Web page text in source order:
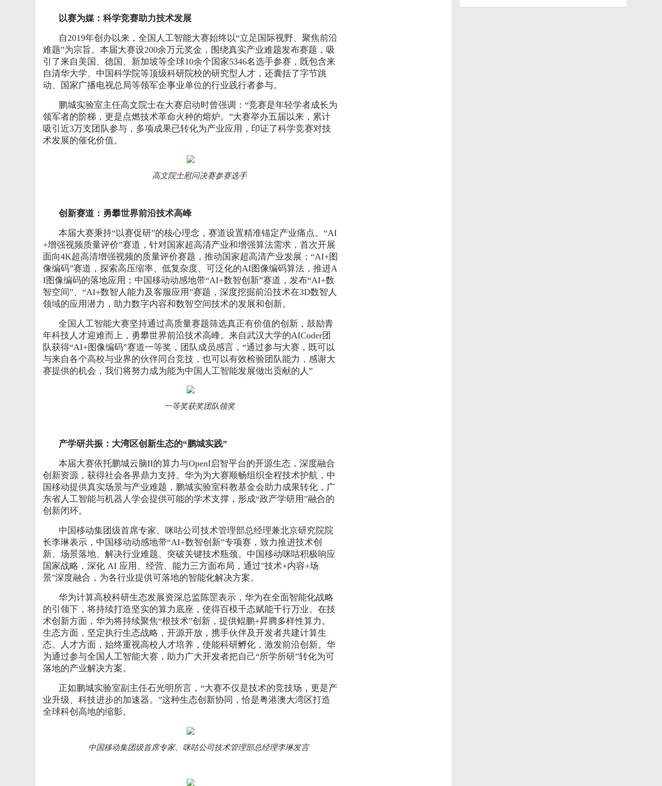
以赛为媒：科学竞赛助力技术发展
自 2019年创办以来，全国人工智能大赛始终以“立足国际视野、聚焦前沿
难题”为宗旨。本届大赛设200余万元奖金，围绕真实产业难题发布赛题，吸
引了来自美国、德国、新加坡等全球10余个国家5346名选手参赛，既包含来
自清华大学、中国科学院等顶级科研院校的研究型人才，还囊括了字节跳
动、国家广播电视总局等领军企事业单位的行业践行者参与。
鹏城实验室主任高文院士在大赛启动时曾强调：“竞赛是年轻学者成长为
领军者的阶梯，更是点燃技术革命火种的熔炉。”大赛举办五届以来，累计
吸引近3万支团队参与，多项成果已转化为产业应用，印证了科学竞赛对技
术发展的催化价值。
高文院士慰问决赛参赛选手
创新赛道 ： 勇攀世界前沿技术高峰
本届大赛秉持“以赛促研”的核心理念，赛道设置精准锚定产业痛点。“AI
+增强视频质量评价”赛道，针对国家超高清产业和增强算法需求，首次开展
面向4K超高清增强视频的质量评价赛题，推动国家超高清产业发展；“AI+图
像编码”赛道，探索高压缩率、低复杂度、可泛化的AI图像编码算法，推进A
I图像编码的落地应用；中国移动动感地带“AI+数智创新”赛道，发布“AI+数
智空间”、“AI+数智人能力及客服应用”赛题，深度挖掘前沿技术在3D数智人
领域的应用潜力，助力数字内容和数智空间技术的发展和创新。
全国人工智能大赛坚持通过高质量赛题筛选真正有价值的创新，鼓励青
年科技人才迎难而上，勇攀世界前沿技术高峰。来自武汉大学的AICoder团
队获得“AI+图像编码”赛道一等奖，团队成员感言，“通过参与大赛，既可以
与来自各个高校与业界的伙伴同台竞技，也可以有效检验团队能力，感谢大
赛提供的机会，我们将努力成为能为中国人工智能发展做出贡献的人”
一等奖获奖团队领奖
产学研共振：大湾区创新生态的“鹏城实践”
本届大赛依托鹏城云脑II的算力与OpenI启智平台的开源生态，深度融合
创新资源，获得社会各界鼎力支持。华为为大赛顺畅组织全程技术护航，中
国移动提供真实场景与产业难题，鹏城实验室科教基金会助力成果转化，广
东省人工智能与机器人学会提供可能的学术支撑，形成“政产学研用”融合的
创新闭环。
中国移动集团级首席专家、咪咕公司技术管理部总经理兼北京研究院院
长李琳表示，中国移动动感地带“AI+数智创新”专项赛，致力推进技术创
新、场景落地、解决行业难题、突破关键技术瓶颈。中国移动咪咕积极响应
国家战略，深化 AI 应用、经营、能力三方面布局，通过"技术+内容+场
景"深度融合，为各行业提供可落地的智能化解决方案。
华为计算高校科研生态发展资深总监陈罡表示，华为在全面智能化战略
的引领下，将持续打造坚实的算力底座，使得百模千态赋能千行万业。在技
术创新方面，华为将持续聚焦“根技术”创新，提供鲲鹏+昇腾多样性算力。
生态方面，坚定执行生态战略，开源开放，携手伙伴及开发者共建计算生
态。人才方面，始终重视高校人才培养，使能科研孵化，激发前沿创新。华
为通过参与全国人工智能大赛，助力广大开发者把自己“所学所研”转化为可
落地的产业解决方案。
正如鹏城实验室副主任石光明所言，“大赛不仅是技术的竞技场，更是产
业升级、科技进步的加速器。”这种生态创新协同，恰是粤港澳大湾区打造
全球科创高地的缩影。
中国移动集团级首席专家、咪咕公司技术管理部总经理李琳发言